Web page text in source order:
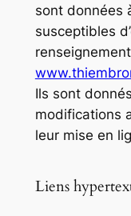
sont données
susceptibles
Ils sont
modifications
leur mise en
Liens